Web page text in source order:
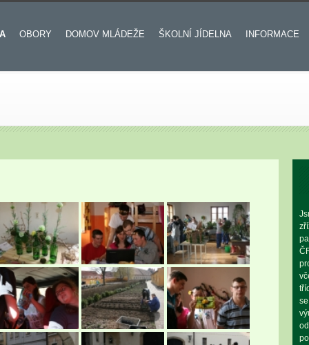
OBORY DOMOV MLÁDEŽE ŠKOLNÍ JÍDELNA INFORMACE